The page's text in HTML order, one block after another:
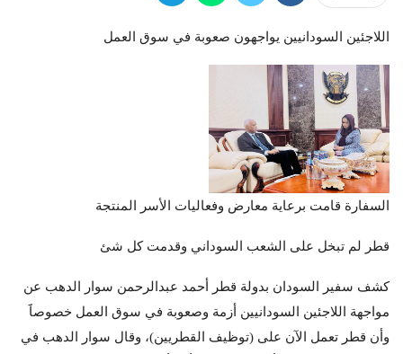
اللاجئين السودانيين يواجهون صعوبة في سوق العمل
السفارة قامت برعاية معارض وفعاليات الأسر المنتجة
قطر لم تبخل على الشعب السوداني وقدمت كل شئ
كشف سفير السودان بدولة قطر أحمد عبدالرحمن سوار الدهب عن
مواجهة اللاجئين السودانيين أزمة وصعوبة في سوق العمل خصوصاََ
وأن قطر تعمل الآن على (توظيف القطريين)، وقال سوار الدهب في